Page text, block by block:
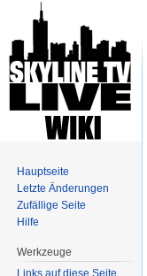
Hauptseite
Letzte Änderungen
Zufällige Seite
Hilfe
Werkzeuge
Links auf diese Seite